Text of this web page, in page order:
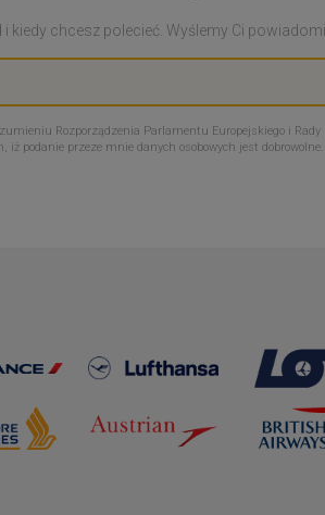
chcesz polecieć. Wyślemy Ci
Rozporządzenia Parlamentu Europejskiego i
podanie przeze mnie danych osobowych jest